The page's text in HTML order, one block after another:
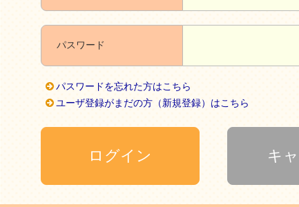
パスワード
パスワードを忘れた方はこちら
ユーザ登録がまだの方（新規登録）はこちら